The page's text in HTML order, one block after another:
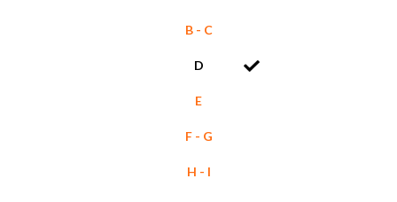
B - C
D
E
F - G
H - I